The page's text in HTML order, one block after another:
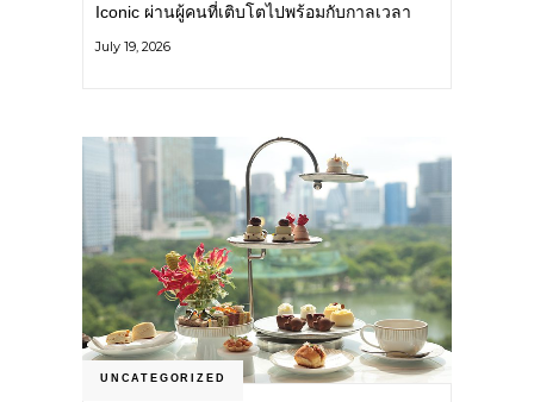
Iconic ผ่านผู้คนที่เติบโตไปพร้อมกับกาลเวลา
คือ มาริโอ้ เมาเร่อ
July 19, 2026
UNCATEGORIZED